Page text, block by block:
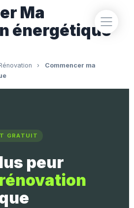
Ma
énergétique
›
Commencer ma
GRATUIT
peur